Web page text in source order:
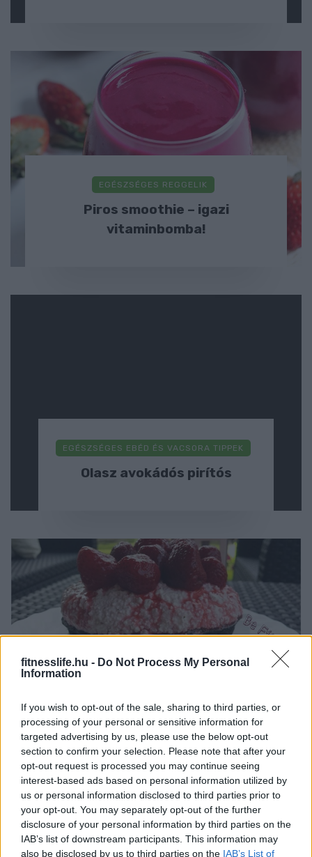
fitnesslife.hu - Do Not Process My Personal
Information
If you wish to opt-out of the sale, sharing to third parties, or
processing of your personal or sensitive information for
targeted advertising by us, please use the below opt-out
section to confirm your selection. Please note that after your
opt-out request is processed you may continue seeing
interest-based ads based on personal information utilized by
us or personal information disclosed to third parties prior to
your opt-out. You may separately opt-out of the further
disclosure of your personal information by third parties on the
IAB’s list of downstream participants. This information may
also be disclosed by us to third parties on the IAB’s List of
EGÉSZSÉGES REGGELIK
Piros smoothie – igazi
vitaminbomba!
EGÉSZSÉGES EBÉD ÉS VACSORA TIPPEK
Olasz avokádós pirítós
szénhidráttal